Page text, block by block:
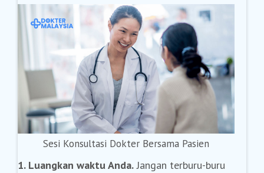
Sesi Konsultasi Dokter Bersama Pasien
1. Luangkan waktu Anda.Jangan terburu-buru